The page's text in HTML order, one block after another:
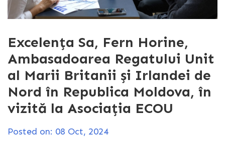
Excelența Sa, Fern Horine,
Ambasadoarea Regatului Unit
al Marii Britanii și Irlandei de
Nord în Republica Moldova, în
vizită la Asociația ECOU
Posted on: 08 Oct, 2024